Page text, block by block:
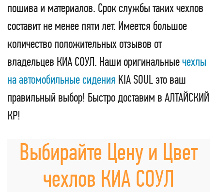
пошива и материалов. Срок службы таких чехлов
составит не менее пяти лет. Имеется большое
количество положительных отзывов от
владельцев КИА СОУЛ. Наши оригинальныечехлы
на автомобильные сидения KIA SOUL это ваш
правильный выбор! Быстро доставим в АЛТАЙСКИЙ
КР!
Выбирайте Цену и Цвет
чехлов КИА СОУЛ